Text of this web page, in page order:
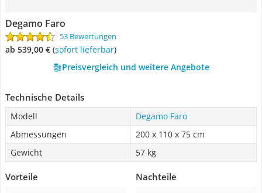
Degamo Faro
53 Bewertungen
ab 539,00 € ( Sofort lieferbar)
Preisvergleich und weitere Angebote
Technische Details
Modell
Degamo Faro
Abmessungen
200 x 110 x 75 cm
Gewicht
57 kg
Vorteile Nachteile